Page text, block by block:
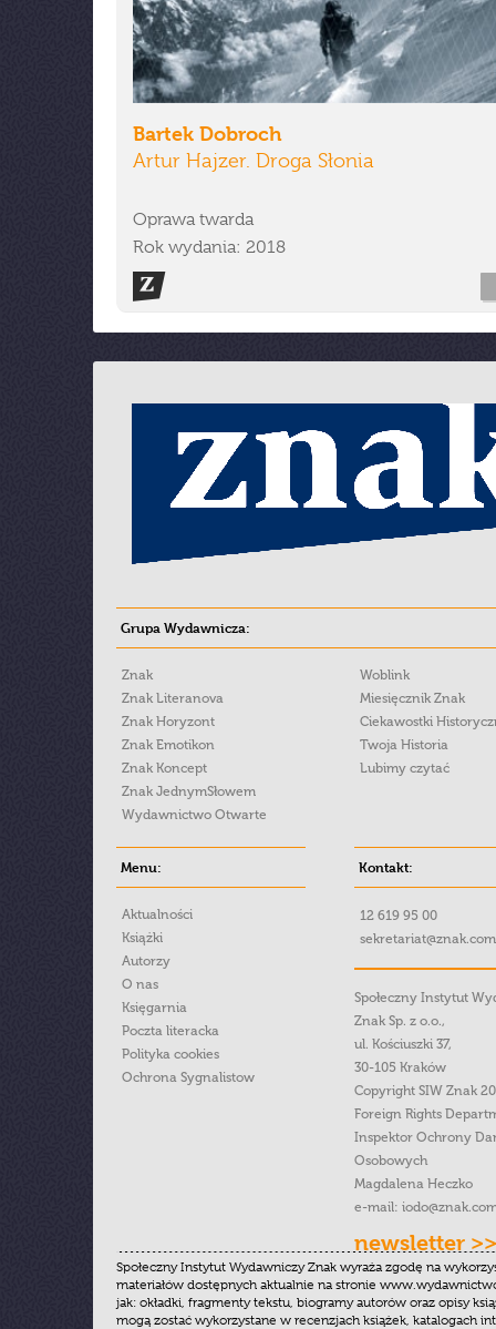
Bartek Dobroch
Artur Hajzer. Droga Słonia
Oprawa twarda
Rok wydania: 2018
Grupa Wydawnicza:
Znak
Znak Literanova
Znak Horyzont
Znak Emotikon
Znak Koncept
Znak JednymSłowem
Wydawnictwo Otwarte
Woblink
Miesięcznik Znak
Ciekawostki
Twoja Historia
Lubimy czytać
Menu:
Aktualności
Książki
Autorzy
O nas
Księgarnia
Poczta literacka
Polityka cookies
Ochrona Sygnalistow
Kontakt:
12 619 95 00
Społeczny Instytut
Znak Sp. z o.o.,
ul. Kościuszki 37,
30-105 Kraków
Copyright SIW Znak
Foreign Rights
Inspektor Ochrony
Osobowych
Magdalena Heczko
e-mail:
newsletter >>
Społeczny Instytut Wydawniczy Znak wyraża zgodę na
materiałów dostępnych aktualnie na stronie
jak: okładki, fragmenty tekstu, biogramy autorów oraz opisy
mogą zostać wykorzystane w recenzjach książek, katalogach